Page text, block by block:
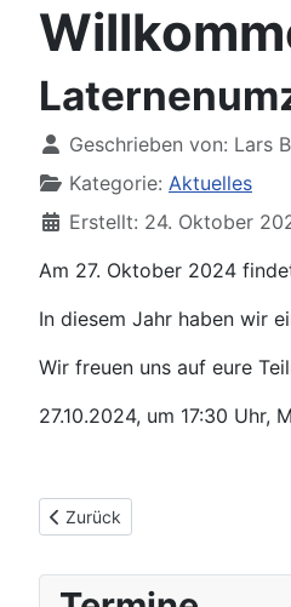
DetailsGeschrieben von: Lars
Kategorie: Aktuelles
Erstellt: 24. Oktober
Am 27. Oktober 2024
In diesem Jahr haben wir
Wir freuen uns auf eure
27.10.2024, um 17:30 Uhr,
Vorheriger Beitrag: Einladung
Zurück